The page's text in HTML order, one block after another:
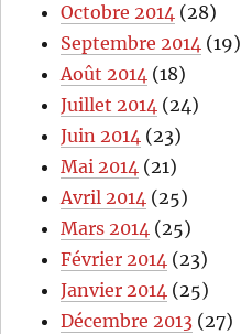
Octobre 2014 (28)
Septembre 2014 (19)
Août 2014 (18)
Juillet 2014 (24)
Juin 2014 (23)
Mai 2014 (21)
Avril 2014 (25)
Mars 2014 (25)
Février 2014 (23)
Janvier 2014 (25)
Décembre 2013 (27)